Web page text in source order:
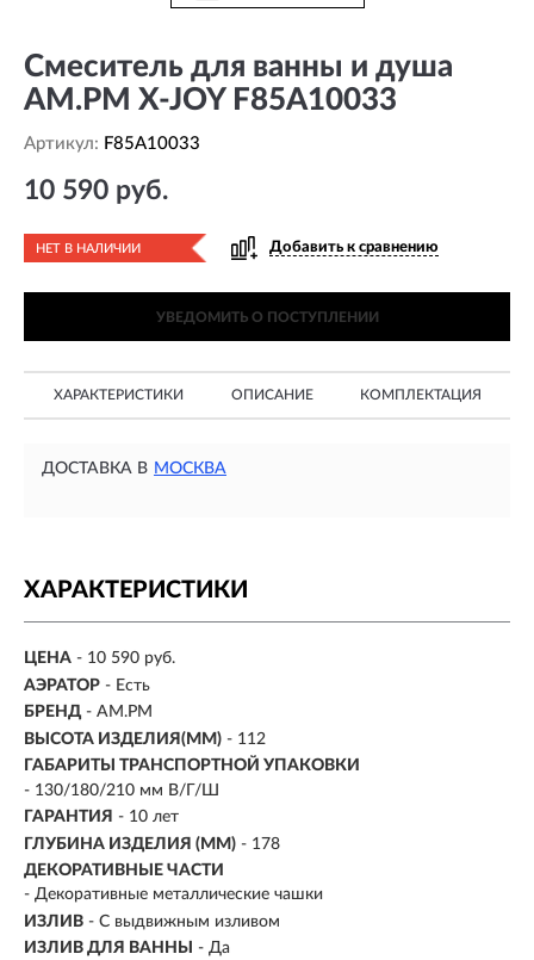
Смеситель для ванны и душа
AM.PM X-JOY F85A10033
Артикул: F85A10033
10 590 руб.
НЕТ В НАЛИЧИИ Добавить к сравнению
УВЕДОМИТЬ О ПОСТУПЛЕНИИ
ХАРАКТЕРИСТИКИ ОПИСАНИЕ КОМПЛЕКТАЦИЯ
ДОСТАВКА В МОСКВА
ХАРАКТЕРИСТИКИ
ЦЕНА - 10 590 руб.
АЭРАТОР - Есть
БРЕНД - AM.PM
ВЫСОТА ИЗДЕЛИЯ(ММ) - 112
ГАБАРИТЫ ТРАНСПОРТНОЙ УПАКОВКИ
- 130/180/210 мм В/Г/Ш
ГАРАНТИЯ - 10 лет
ГЛУБИНА ИЗДЕЛИЯ (ММ) - 178
ДЕКОРАТИВНЫЕ ЧАСТИ
- Декоративные металлические чашки
ИЗЛИВ - С выдвижным изливом
ИЗЛИВ ДЛЯ ВАННЫ
- Да